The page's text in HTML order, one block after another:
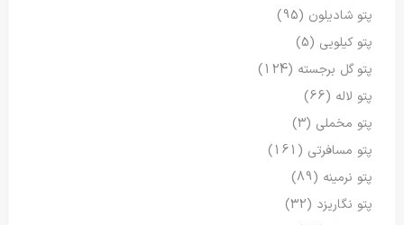
پتو شادیلون (95)
پتو کیلویی (5)
پتو گل برجسته (124)
پتو لاله (66)
پتو مخملی (3)
پتو مسافرتی (161)
پتو نرمینه (89)
پتو نگاریزد (32)